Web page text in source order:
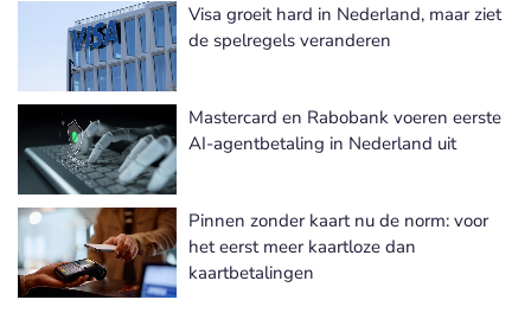
Visa groeit hard in Nederland, maar ziet
de spelregels veranderen
Mastercard en Rabobank voeren eerste
AI-agentbetaling in Nederland uit
Pinnen zonder kaart nu de norm: voor
het eerst meer kaartloze dan
kaartbetalingen